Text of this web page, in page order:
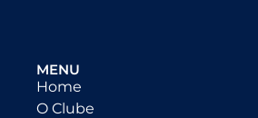
MENU
Home
O Clube